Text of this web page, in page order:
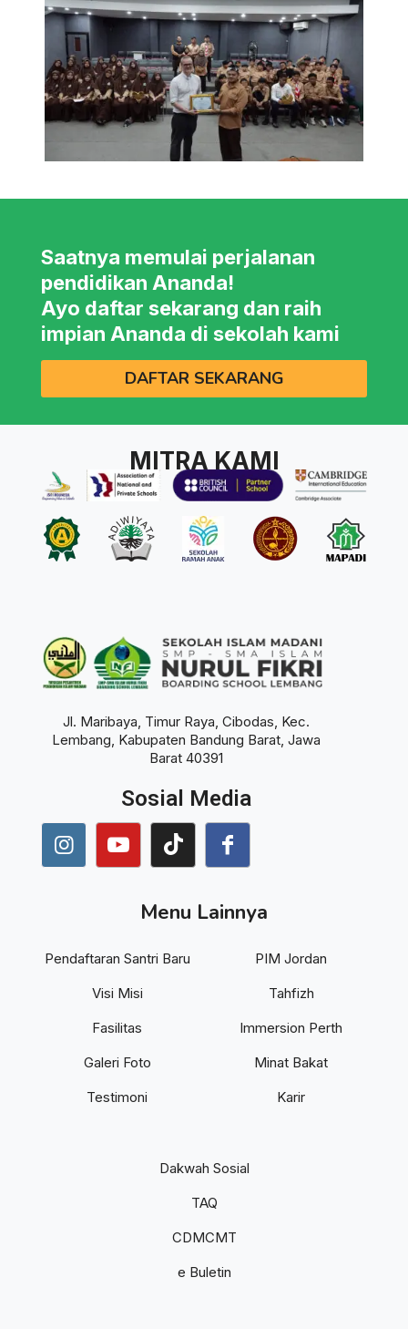
Saatnya memulai perjalanan
pendidikan Ananda!
Ayo daftar sekarang dan raih
impian Ananda di sekolah kami
DAFTAR SEKARANG
MITRA KAMI
Jl. Maribaya, Timur Raya, Cibodas, Kec.
Lembang, Kabupaten Bandung Barat, Jawa
Barat 40391
Sosial Media
Menu Lainnya
Pendaftaran Santri Baru
Visi Misi
Fasilitas
Galeri Foto
Testimoni
PIM Jordan
Tahfizh
Immersion Perth
Minat Bakat
Karir
Dakwah Sosial
TAQ
CDMCMT
e Buletin